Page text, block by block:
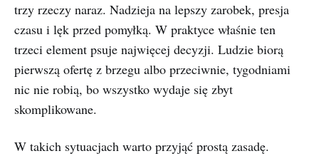
trzy rzeczy naraz. Nadzieja na lepszy zarobek, presja
czasu i lęk przed pomyłką. W praktyce właśnie ten
trzeci element psuje najwięcej decyzji. Ludzie biorą
pierwszą ofertę z brzegu albo przeciwnie, tygodniami
nic nie robią, bo wszystko wydaje się zbyt
skomplikowane.
W takich sytuacjach warto przyjąć prostą zasadę.